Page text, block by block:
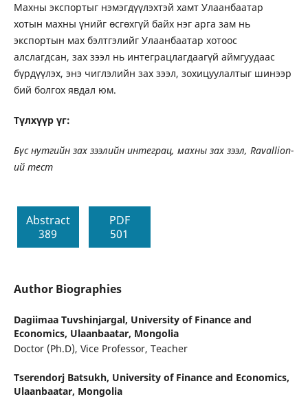
Махны экспортыг нэмэгдүүлэхтэй хамт Улаанбаатар
хотын махны үнийг өсгөхгүй байх нэг арга зам нь
экспортын мах бэлтгэлийг Улаанбаатар хотоос
алслагдсан, зах зээл нь интеграцлагдаагүй аймгуудаас
бүрдүүлэх, энэ чиглэлийн зах зээл, зохицуулалтыг шинээр
бий болгох явдал юм.
Түлхүүр үг:
Бүс нутгийн зах зээлийн интеграц, махны зах зээл, Ravallion-
ий тест
Abstract
389
PDF
501
Author Biographies
Dagiimaa Tuvshinjargal, University of Finance and
Economics, Ulaanbaatar, Mongolia
Doctor (Ph.D), Vice Professor, Teacher
Tserendorj Batsukh, University of Finance and Economics,
Ulaanbaatar, Mongolia